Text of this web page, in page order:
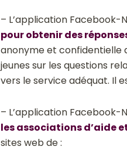
– L’application Facebook-
pour obtenir des
anonyme et confidentielle
jeunes sur les questions
vers le service adéquat. Il
– L’application Facebook-
les associations d’aide
sites web de :